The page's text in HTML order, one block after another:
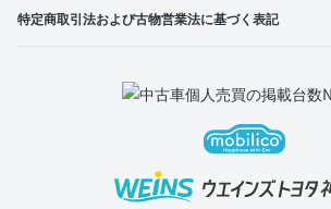
特定商取引法および古物営業法に基づく表記